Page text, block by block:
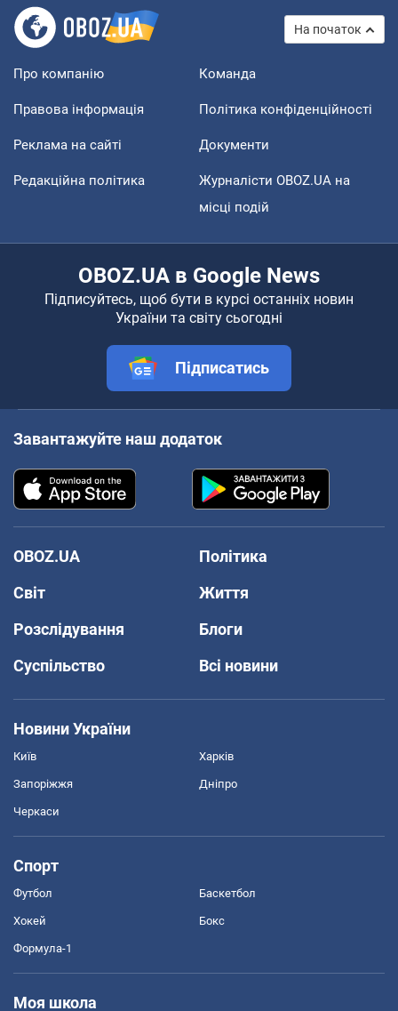
На початок
Про компанію Команда
Правова інформація Політика конфіденційності
Реклама на сайті Документи
Редакційна політика
Журналісти OBOZ.UA на
місці подій
OBOZ.UA в Google News
Підписуйтесь, щоб бути в курсі останніх новин
України та світу сьогодні
Підписатись
Завантажуйте наш додаток
OBOZ.UA
Політика
Світ
Життя
Розслідування
Блоги
Суспільство
Всі новини
Новини України
Київ Харків
Запоріжжя Дніпро
Черкаси
Спорт
Футбол Баскетбол
Хокей Бокс
Формула-1
Моя школа